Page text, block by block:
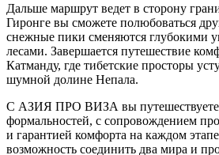
Дальше маршрут ведет в сторону
Гиронге вы сможете полюбоваться
снежные пики сменяются глубокими
лесами. Завершается путешествие
Катманду, где тибетские просторы
шумной долине Непала.
С АЗИЯ ПРО ВИЗА вы путешествуете
формальностей, с сопровождением
и гарантией комфорта на каждом
возможность соединить два мира и